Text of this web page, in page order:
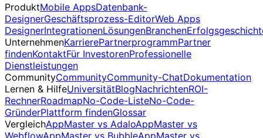
ProduktMobile AppsDatenbank-
DesignerGeschäftsprozess-EditorWeb Apps
DesignerIntegrationenLösungenBranchen
UnternehmenKarrierePartnerprogrammPartner
findenKontaktFür InvestorenProfessionelle
Dienstleistungen
CommunityCommunityCommunity-ChatDokumentation
Lernen & HilfeUniversitätBlogNachrichtenROI-
RechnerRoadmapNo-Code-ListeNo-Code-
GründerPlattform findenGlossar
VergleichAppMaster vs AdaloAppMaster vs
WebflowAppMaster vs BubbleAppMaster vs